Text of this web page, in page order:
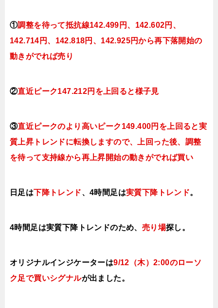
①調整を待って抵抗線142.499 円、142.602円 、
142.714円、142.818円、142.925円から再下落開始の
動きがでれば売り
②直近ピーク147.212円を上回ると様子見
③直近ピークのより高いピーク149.400円を上回ると実
質上昇トレンドに転換しますので、上回った後、調整
を待って支持線から再上昇開始の動きがでれば買い
日足は下降トレンド、4時間足は実質下降トレンド。
4時間足は実質下降トレンドのため、 売り場探し。
オリジナルインジケーターは9/12（木）2:00のローソ
ク足で買いシグナルが出ました。